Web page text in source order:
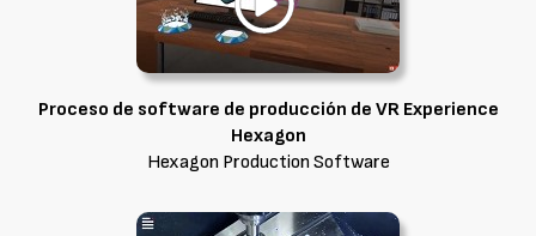
Proceso de software de producción de VR Experience
Hexagon
Hexagon Production Software